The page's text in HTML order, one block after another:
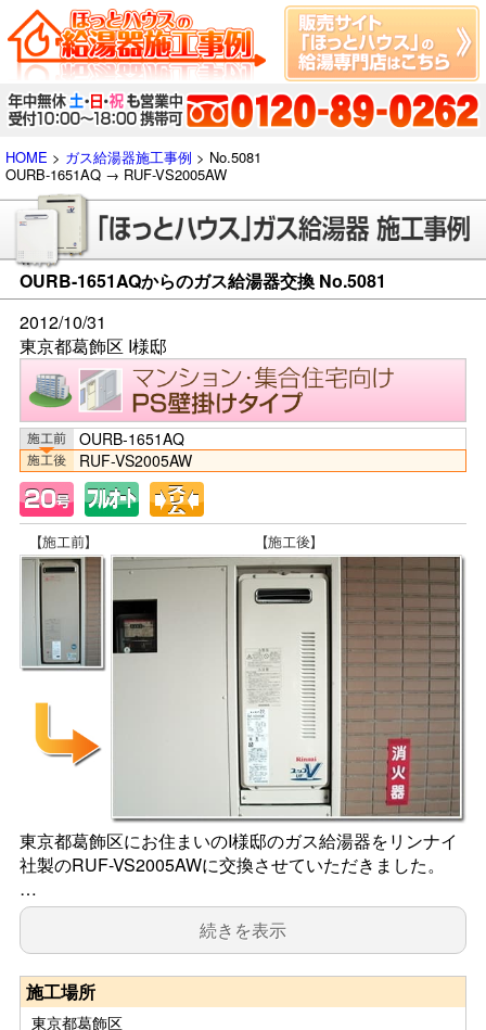
HOME > ガス給湯器施工事例 > No.5081
OURB-1651AQ → RUF-VS2005AW
OURB-1651AQからのガス給湯器交換 No.5081
2012/10/31
東京都葛飾区 I様邸
OURB-1651AQ
RUF-VS2005AW
東京都葛飾区にお住まいのI様邸のガス給湯器をリンナイ
社製のRUF-VS2005AWに交換させていただきました。
…
続きを表示
施工場所
東京都葛飾区